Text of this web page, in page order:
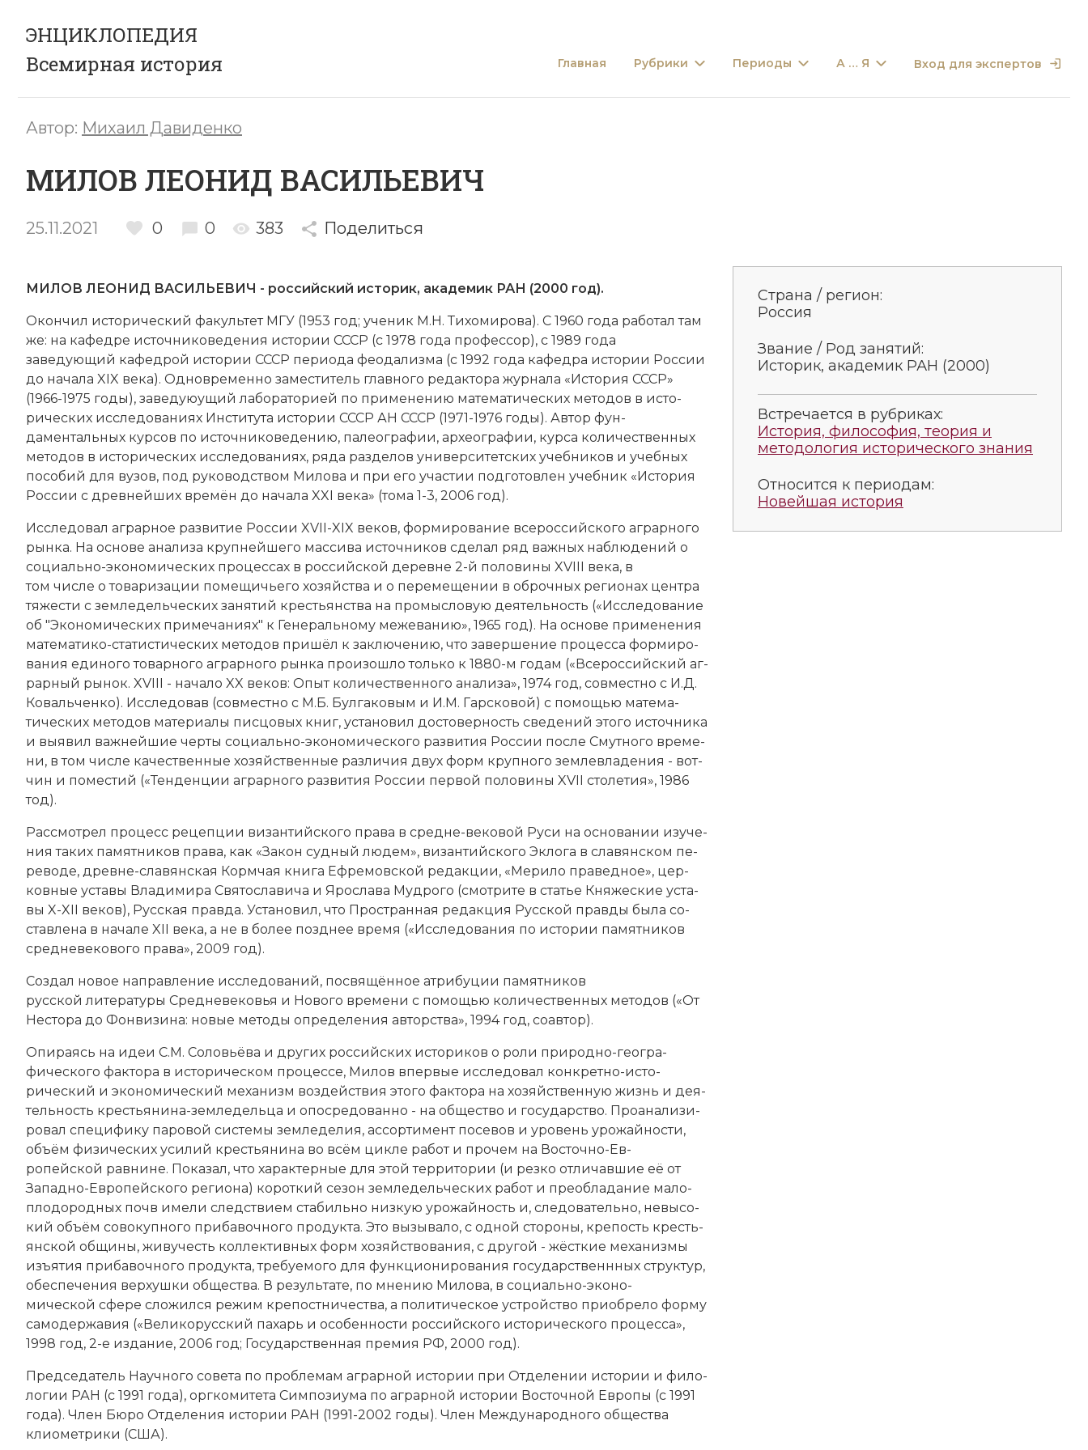
ЭНЦИКЛОПЕДИЯ
Всемирная история
Главная Рубрики Периоды А … Я Вход для экспертов
Автор: Михаил Давиденко
МИЛОВ ЛЕОНИД ВАСИЛЬЕВИЧ
25.11.2021 0 0 383 Поделиться
МИЛОВ ЛЕОНИД ВАСИЛЬЕВИЧ - российский ис­то­рик, академик РАН (2000 год).
Окон­чил ис­то­рический факультет МГУ (1953 год; уче­ник М.Н. Ти­хо­ми­ро­ва). С 1960 года ра­бо­тал там
же: на ка­фед­ре ис­точ­ни­ко­ве­де­ния ис­то­рии СССР (с 1978 года профессор), с 1989 года
заведующий ка­фед­рой исто­рии СССР пе­рио­да фео­да­лиз­ма (с 1992 года ка­фед­ра ис­то­рии Рос­сии
до начала XIX века). Од­но­вре­мен­но заместитель главного ре­дак­то­ра журнала «Ис­то­рия СССР»
(1966-1975 годы), заведуюущий ла­бо­ра­то­ри­ей по при­ме­не­нию ма­те­ма­тических ме­то­дов в ис­то­
рических ис­сле­до­ва­ни­ях Института ис­то­рии СССР АН СССР (1971-1976 годы). Ав­тор фун­
даментальных кур­сов по ис­точ­ни­ко­ве­де­нию, па­лео­гра­фии, ар­хео­гра­фии, кур­са ко­ли­че­ст­вен­ных
ме­то­дов в ис­то­рических ис­сле­до­ва­ни­ях, ря­да раз­де­лов уни­вер­си­тет­ских учеб­ни­ков и учеб­ных
по­со­бий для ву­зов, под руководством Милова и при его уча­стии под­го­тов­лен учеб­ник «Ис­то­рия
Рос­сии с древ­ней­ших вре­мён до на­ча­ла XXI ве­ка» (тома 1-3, 2006 год).
Ис­сле­до­вал аг­рар­ное раз­ви­тие Рос­сии XVII-XIX веков, фор­ми­ро­ва­ние все­российского аг­рар­но­го
рын­ка. На ос­но­ве ана­ли­за круп­ней­ше­го мас­си­ва ис­точ­ни­ков сде­лал ряд важ­ных на­блю­де­ний о
со­ци­аль­но-эко­но­мических про­цес­сах в российской де­рев­не 2-й половины XVIII века, в
том числе о то­ва­ри­за­ции по­ме­щичь­е­го хо­зяй­ст­ва и о пе­ре­ме­ще­нии в об­роч­ных ре­гио­нах цен­тра
тя­же­сти с зем­ле­дельческих за­ня­тий кре­сть­ян­ст­ва на про­мы­сло­вую дея­тель­ность («Ис­сле­до­ва­ние
об "Эко­но­ми­че­ских при­ме­ча­ни­ях" к Ге­не­раль­но­му ме­же­ва­нию», 1965 год). На ос­но­ве при­ме­не­ния
ма­те­ма­ти­ко-ста­ти­стических ме­то­дов при­шёл к за­клю­че­нию, что за­вер­ше­ние про­цес­са фор­ми­ро­
ва­ния еди­но­го то­вар­но­го аг­рар­но­го рын­ка про­изош­ло толь­ко к 1880-м годам («Все­рос­сий­ский аг­
рар­ный ры­нок. XVIII - на­ча­ло XX веков: Опыт ко­ли­че­ст­вен­но­го ана­ли­за», 1974 год, совместно с И.Д.
Ко­валь­чен­ко). Ис­сле­до­вав (совместно с М.Б. Бул­га­ко­вым и И.М. Гар­ско­вой) с по­мо­щью ма­те­ма­
тических ме­то­дов ма­те­риа­лы пис­цо­вых книг, ус­та­но­вил дос­то­вер­ность све­де­ний это­го ис­точ­ни­ка
и вы­явил важ­ней­шие чер­ты cоци­ально-эко­но­мического раз­ви­тия Рос­сии по­сле Смут­но­го вре­ме­
ни, в том числе ка­че­ст­вен­ные хо­зяйственные раз­ли­чия двух форм круп­но­го зем­ле­вла­де­ния - вот­
чин и по­мес­тий («Тен­ден­ции аг­рар­но­го раз­ви­тия Рос­сии пер­вой по­ло­ви­ны XVII сто­ле­тия», 1986
тод).
Рас­смот­рел про­цесс ре­цеп­ции ви­зан­тий­ско­го пра­ва в средне-вековой Ру­си на ос­но­ва­нии изу­че­
ния та­ких па­мят­ни­ков пра­ва, как «За­кон суд­ный лю­дем», ви­зантийского Эк­ло­га в славянском пе­
ре­во­де, древне-славянская Корм­чая кни­га Еф­ре­мов­ской ре­дак­ции, «Ме­ри­ло пра­вед­ное», цер­
ков­ные ус­та­вы Вла­ди­ми­ра Свя­то­сла­ви­ча и Яро­сла­ва Муд­ро­го (смотрите в статье Кня­же­ские ус­та­
вы X-XII веков), Рус­ская прав­да. Ус­та­но­вил, что Про­стран­ная ре­дак­ция Рус­ской прав­ды бы­ла со­
став­ле­на в начале XII века, а не в бо­лее позд­нее вре­мя («Ис­сле­до­ва­ния по ис­то­рии па­мят­ни­ков
сред­не­ве­ко­во­го пра­ва», 2009 год).
Соз­дал но­вое на­прав­ле­ние ис­сле­до­ва­ний, по­свя­щён­ное ат­ри­бу­ции па­мят­ни­ков
русской литературы Сред­не­ве­ко­вья и Но­во­го вре­ме­ни с по­мо­щью ко­ли­че­ст­вен­ных ме­то­дов («От
Не­сто­ра до Фон­ви­зи­на: но­вые ме­то­ды оп­ре­де­ле­ния ав­тор­ст­ва», 1994 год, со­ав­тор).
Опи­ра­ясь на идеи С.М. Со­ловь­ё­ва и других российских ис­то­ри­ков о ро­ли при­род­но-гео­гра­
фического фак­то­ра в ис­то­рическом про­цес­се, Милов впер­вые ис­сле­до­вал кон­крет­но-ис­то­
рический и эко­но­мический ме­ха­низм воз­дей­ст­вия это­го фак­то­ра на хо­зяйственную жизнь и дея­
тель­ность кре­сть­я­ни­на-зем­ле­дель­ца и опо­сре­до­ван­но - на об­ще­ст­во и го­су­дар­ст­во. Про­ана­ли­зи­
ро­вал спе­ци­фи­ку па­ро­вой сис­те­мы зем­ле­де­лия, ас­сор­ти­мент по­се­вов и уро­вень уро­жай­но­сти,
объ­ём фи­зических уси­лий кре­сть­я­ни­на во всём цик­ле ра­бот и прочем на Восточно-Ев­
ропейской рав­ни­не. По­ка­зал, что ха­рак­тер­ные для этой тер­ри­то­рии (и рез­ко от­ли­чав­шие её от
Западно-Ев­ропейского ре­гио­на) ко­рот­кий се­зон зем­ле­дельческих ра­бот и пре­об­ла­да­ние ма­ло­
пло­до­род­ных почв име­ли след­ст­ви­ем ста­биль­но низ­кую уро­жай­ность и, сле­до­ва­тель­но, не­вы­со­
кий объ­ём со­во­куп­но­го при­ба­воч­но­го про­дук­та. Это вы­зы­ва­ло, с од­ной сто­ро­ны, кре­пость кре­сть­
ян­ской об­щи­ны, жи­ву­честь кол­лек­тив­ных форм хо­зяй­ст­во­ва­ния, с дру­гой - жё­ст­кие ме­ха­низ­мы
изъ­я­тия при­ба­воч­но­го про­дук­та, тре­буе­мо­го для функ­цио­ни­ро­ва­ния государственнных струк­тур,
обес­пе­че­ния вер­хуш­ки об­ще­ст­ва. В ре­зуль­та­те, по мне­нию Милова, в со­ци­аль­но-эко­но­
мической сфе­ре сло­жил­ся режим кре­по­ст­ни­че­ст­ва, а по­ли­тическое уст­рой­ст­во при­об­ре­ло фор­му
са­мо­дер­жа­вия («Ве­ли­ко­рус­ский па­харь и осо­бен­но­сти рос­сий­ско­го ис­тори­че­ско­го про­цес­са»,
1998 год, 2-е издание, 2006 год; Государственная премия РФ, 2000 год).
Председатель На­учного со­ве­та по про­бле­мам аг­рар­ной ис­то­рии при От­де­ле­нии ис­то­рии и фи­ло­
ло­гии РАН (c 1991 года), орг­ко­ми­те­та Сим­по­зиу­ма по аг­рар­ной ис­то­рии Восточной Ев­ро­пы (c 1991
года). Член Бю­ро От­де­ле­ния ис­то­рии РАН (1991-2002 годы). Член Ме­ж­ду­народного общества
клио­мет­ри­ки (США).
Страна / регион:
Россия
Звание / Род занятий:
Историк, академик РАН (2000)
Встречается в рубриках:
История, философия, теория и
методология исторического знания
Относится к периодам:
Новейшая история